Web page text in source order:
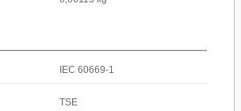
IEC 60669-1
TSE